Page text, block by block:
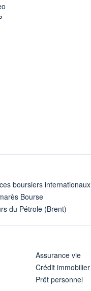
boursiers internationaux
Bourse
du Pétrole (Brent)
Assurance vie
Crédit immobilier
Prêt personnel